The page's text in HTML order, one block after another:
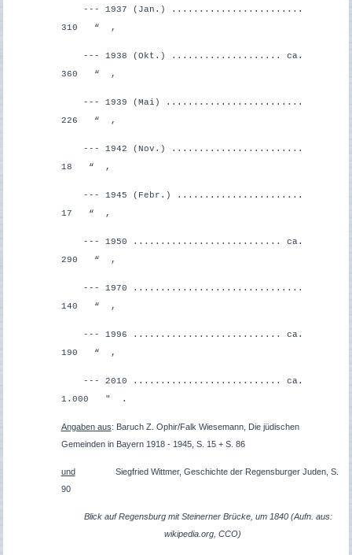
--- 1937 (Jan.) ........................
310 “ ,
--- 1938 (Okt.)
.................... ca.
360 “ ,
--- 1939 (Mai) .........................
226 “ ,
--- 1942 (Nov.) ........................
18 “ ,
--- 1945 (Febr.) .......................
17 “ ,
--- 1950 ........................... ca.
290 “ ,
--- 1970 ...............................
140 “ ,
--- 1996 ........................... ca.
190 “ ,
--- 2010 ........................... ca.
1.000 " .
Angaben aus: Baruch Z. Ophir/Falk Wiesemann, Die jüdischen
Gemeinden in Bayern 1918 - 1945, S. 15 + S. 86
undSiegfried Wittmer, Geschichte der Regensburger Juden, S.
90
Blick auf Regensburg mit Steinerner Brücke, um 1840 (Aufn. aus:
wikipedia.org, CCO)